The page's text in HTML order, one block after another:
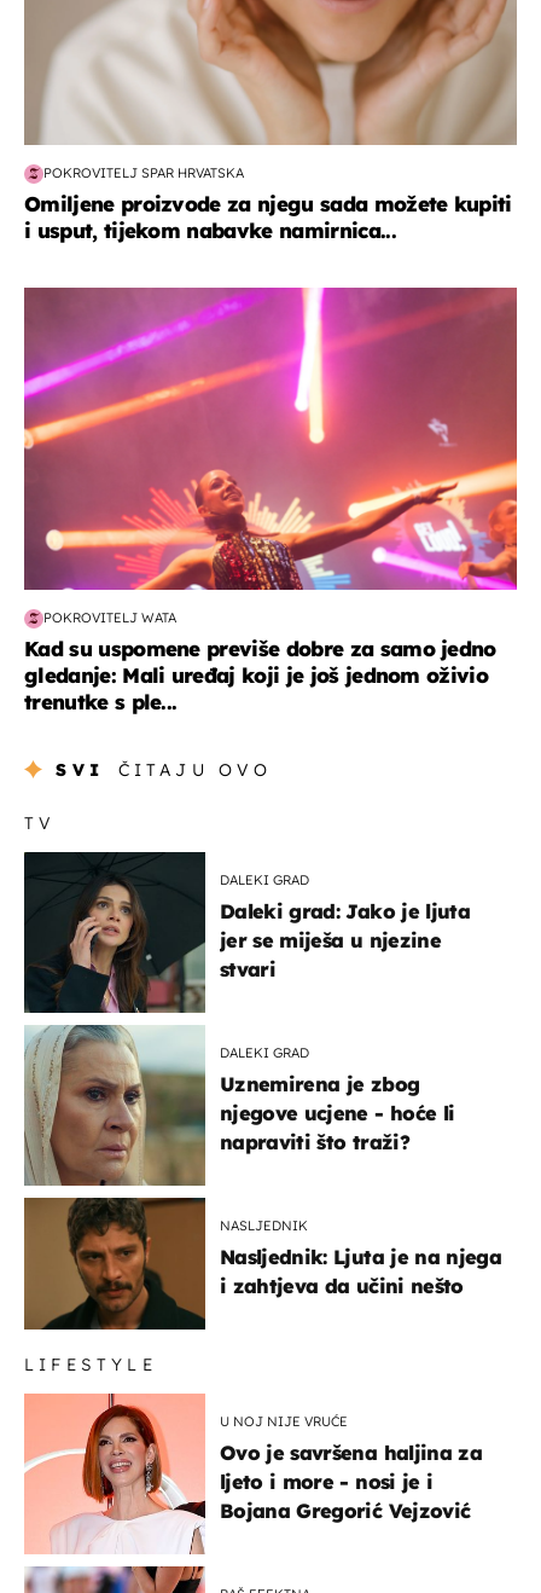
POKROVITELJ SPAR HRVATSKA
Omiljene proizvode za njegu sada možete kupiti
i usput, tijekom nabavke namirnica...
POKROVITELJ WATA
Kad su uspomene previše dobre za samo jedno
gledanje: Mali uređaj koji je još jednom oživio
trenutke s ple...
SVI ČITAJU OVO
TV
DALEKI GRAD
Daleki grad: Jako je ljuta
jer se miješa u njezine
stvari
DALEKI GRAD
Uznemirena je zbog
njegove ucjene - hoće li
napraviti što traži?
NASLJEDNIK
Nasljednik: Ljuta je na njega
i zahtjeva da učini nešto
LIFESTYLE
U NOJ NIJE VRUĆE
Ovo je savršena haljina za
ljeto i more - nosi je i
Bojana Gregorić Vejzović